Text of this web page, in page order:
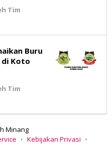
Tim
Buru
di Koto
Tim
Minang
Kebijakan Privasi